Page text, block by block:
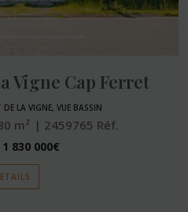
Vigne Cap Ferret
LA VIGNE, VUE BASSIN
m² 2459765 Réf.
1 830 000€